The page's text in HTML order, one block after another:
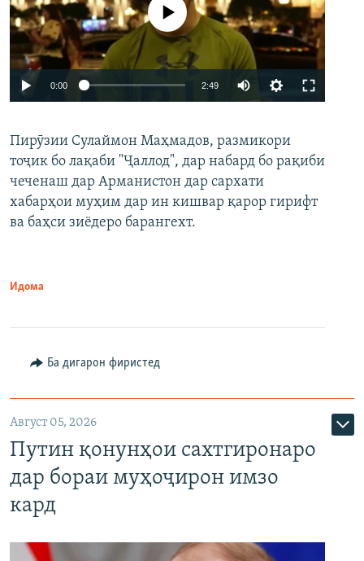
Auto 240p 360p 480p
720p 1080p
Феълан кор намекунад
0:00 2:49
360p
480p
Пирӯзии Сулаймон Маҳмадов, размикори
тоҷик бо лақаби "Ҷаллод", дар набард бо рақиби
чеченаш дар Арманистон дар сархати
хабарҳои муҳим дар ин кишвар қарор гирифт
ва баҳси зиёдеро барангехт.
Идома
Ба дигарон фиристед
Август 05, 2026
Путин қонунҳои сахтгиронаро
дар бораи муҳоҷирон имзо
кард